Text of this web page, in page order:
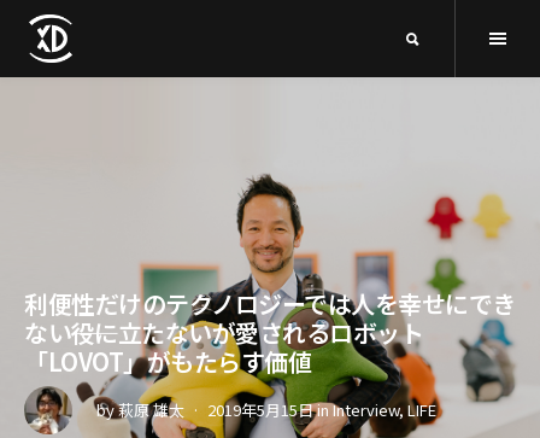
利便性だけのテクノロジーでは人を幸せにでき
ない――役に立たないが愛されるロボット
「LOVOT」がもたらす価値
by萩原 雄太 2019年5月15日inInterview,LIFE